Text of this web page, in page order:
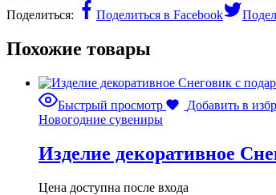
Поделиться:
Поделиться в Facebook
Похожие товары
Быстрый просмотр
Добавить в
Новогодние сувениры
Изделие декоративное
Цена доступна после входа